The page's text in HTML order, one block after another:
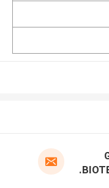
BIOTECHNOLOGY CO., LTD.